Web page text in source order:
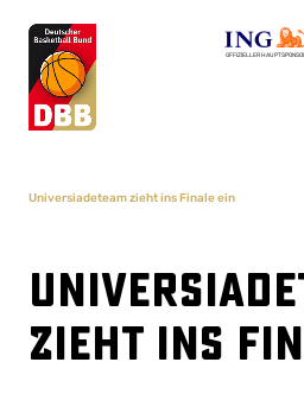
OFFIZIELLER
Universiadeteam zieht ins Finale ein
zieht ins